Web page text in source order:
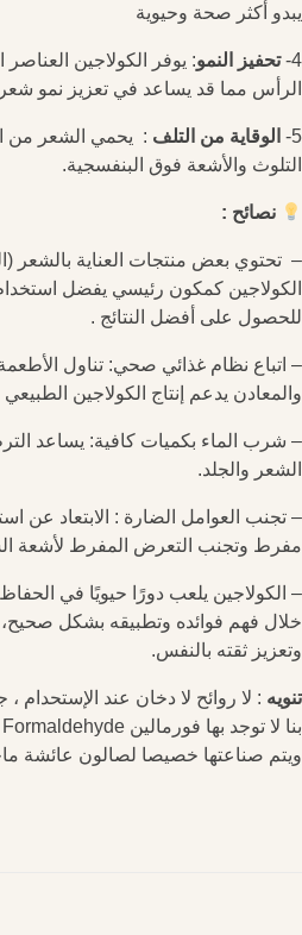
يبدو أكثر صحة وحيوية
4- تحفيز النمو: يوفر الكولاجين العناصر
الرأس مما قد يساعد في تعزيز نمو
5- الوقاية من التلف : يحمي الشعر من
التلوث والأشعة فوق البنفسجية.
نصائح :
– تحتوي بعض منتجات العناية بالشعر
الكولاجين كمكون رئيسي يفضل
للحصول على أفضل النتائج .
– اتباع نظام غذائي صحي: تناول الأطعمة
والمعادن يدعم إنتاج الكولاجين
– شرب الماء بكميات كافية: يساعد
الشعر والجلد.
– تجنب العوامل الضارة : الابتعاد عن
مفرط وتجنب التعرض المفرط لأشعة
– الكولاجين يلعب دورًا حيويًا في
خلال فهم فوائده وتطبيقه بشكل
وتعزيز ثقته بالنفس.
تنويه : لا روائح لا دخان عند الإستحدام
ويتم صناعتها خصيصا لصالون عائشة